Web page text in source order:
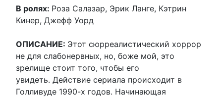
В ролях: Роза Салазар, Эрик Ланге, Кэтрин
Кинер, Джефф Уорд
ОПИСАНИЕ: Этот сюрреалистический хоррор
не для слабонервных, но, боже мой, это
зрелище стоит того, чтобы его
увидеть. Действие сериала происходит в
Голливуде 1990-х годов. Начинающая